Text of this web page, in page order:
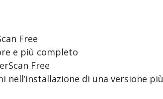
Free
e più completo
Free
nell’installazione di una versione più